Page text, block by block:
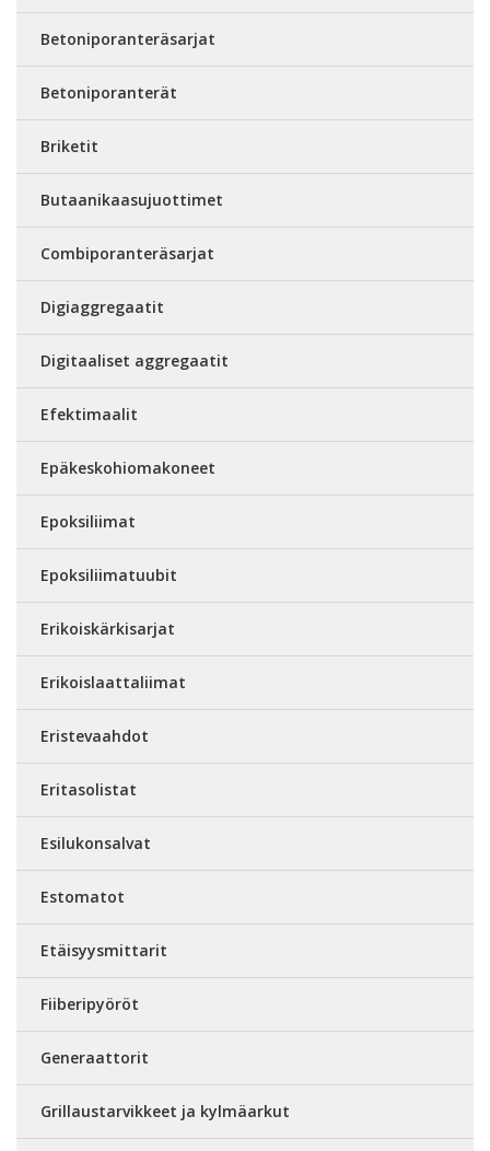
Betoniporanteräsarjat
Betoniporanterät
Briketit
Butaanikaasujuottimet
Combiporanteräsarjat
Digiaggregaatit
Digitaaliset aggregaatit
Efektimaalit
Epäkeskohiomakoneet
Epoksiliimat
Epoksiliimatuubit
Erikoiskärkisarjat
Erikoislaattaliimat
Eristevaahdot
Eritasolistat
Esilukonsalvat
Estomatot
Etäisyysmittarit
Fiiberipyöröt
Generaattorit
Grillaustarvikkeet ja kylmäarkut